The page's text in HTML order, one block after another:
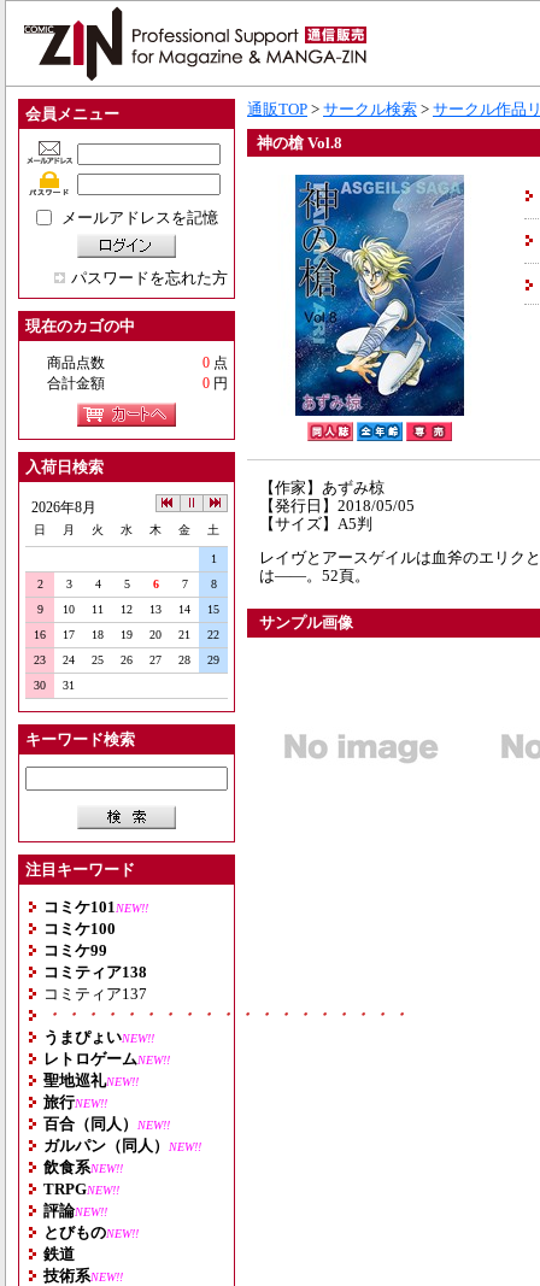
会員メニュー
メールアドレスを記憶
パスワードを忘れた方
現在のカゴの中
商品点数 0 点
合計金額
0 円
入荷日検索
2026年8月
日 月 火 水 木 金 土
1
2
3 4 5 6 7
8
9
10 11 12 13 14
15
16
17 18 19 20 21
22
23
24 25 26 27 28
29
30
31
キーワード検索
注目キーワード
コミケ101 NEW!!
コミケ100
コミケ99
コミティア138
コミティア137
・・・・・・・・・・・・・・・・・・・
うまぴょいNEW!!
レトロゲームNEW!!
聖地巡礼NEW!!
旅行NEW!!
百合（同人） NEW!!
ガルパン（同人） NEW!!
飲食系NEW!!
TRPGNEW!!
評論NEW!!
とびものNEW!!
鉄道
技術系NEW!!
通販TOP > サークル検索 > サークル作品
神の槍 Vol.8
【作家】あずみ椋
【発行日】2018/05/05
【サイズ】A5判
レイヴとアースゲイルは血斧のエリク
は――。52頁。
サンプル画像